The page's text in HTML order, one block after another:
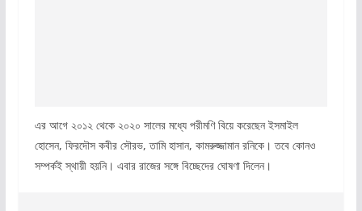
এর আগে ২০১২ থেকে ২০২০ সালের মধ্যে পরীমণি বিয়ে করেছেন ইসমাইল
হোসেন, ফিরদৌস কবীর সৌরভ, তামি হাসান, কামরুজ্জামান রনিকে। তবে কোনও
সম্পর্কই স্থায়ী হয়নি। এবার রাজের সঙ্গে বিচ্ছেদের ঘোষণা দিলেন।